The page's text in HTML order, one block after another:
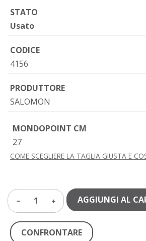
STATO
Usato
CODICE
4156
PRODUTTORE
SALOMON
MONDOPOINT CM
27
COME SCEGLIERE LA TAGLIA GIUSTA E
1 AGGIUNGI AL
CONFRONTARE